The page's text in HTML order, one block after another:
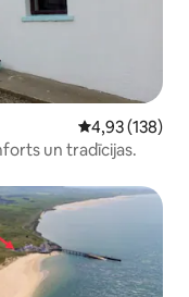
Vidējais
4,93 (138)
un tradīcijas.